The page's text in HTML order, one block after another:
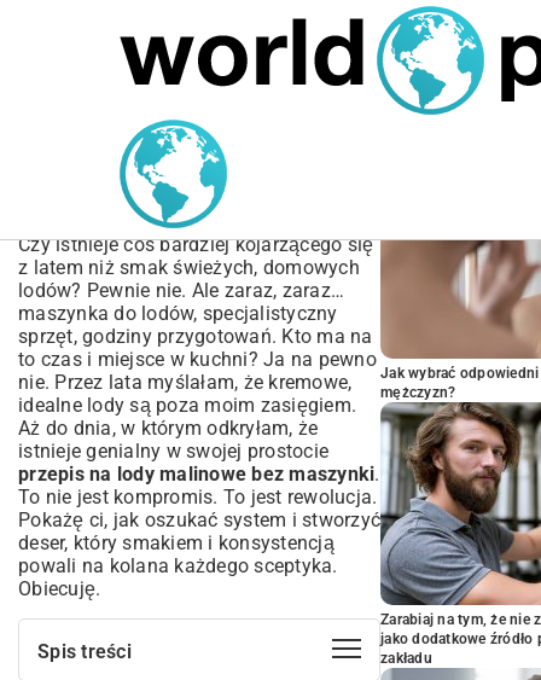
MARIUSZ ŁAMAGA 03.10.2025
Przepis na lody malinowe
bez maszynki | Prosty i
sprawdzony
Czy istnieje coś bardziej kojarzącego się
z latem niż smak świeżych, domowych
lodów? Pewnie nie. Ale zaraz, zaraz…
maszynka do lodów, specjalistyczny
sprzęt, godziny przygotowań. Kto ma na
to czas i miejsce w kuchni? Ja na pewno
nie. Przez lata myślałam, że kremowe,
idealne lody są poza moim zasięgiem.
Aż do dnia, w którym odkryłam, że
istnieje genialny w swojej prostocie
przepis na lody malinowe bez maszynki.
To nie jest kompromis. To jest rewolucja.
Pokażę ci, jak oszukać system i stworzyć
deser, który smakiem i konsystencją
powali na kolana każdego sceptyka.
Obiecuję.
Spis treści
Jak wybrać
mężczyzn?
Zarabiaj na tym, że nie
jako dodatkowe
zakładu